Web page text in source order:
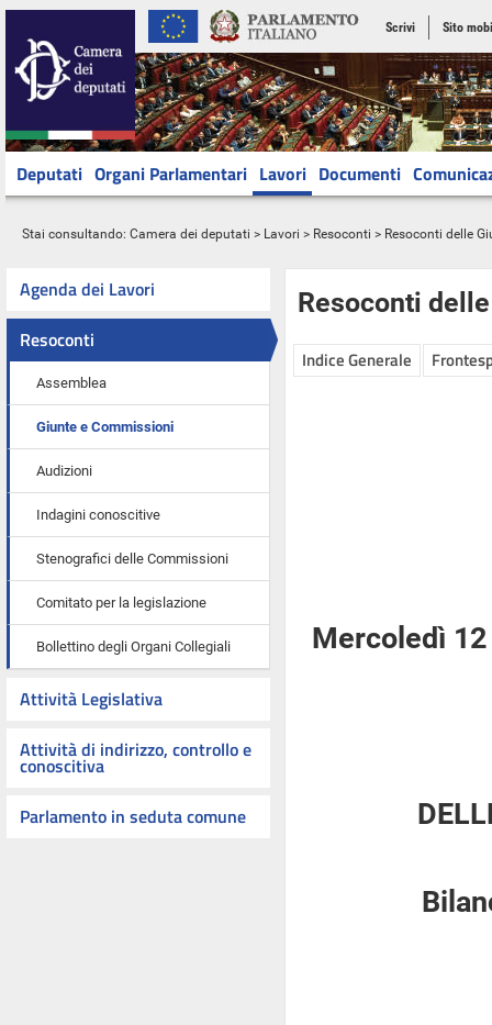
Scrivi Sito
Deputati Organi Parlamentari Lavori Documenti
Stai consultando: Camera dei deputati > Lavori > Resoconti > Resoconti delle
Agenda dei Lavori
Resoconti
Assemblea
Giunte e Commissioni
Audizioni
Indagini conoscitive
Stenografici delle Commissioni
Comitato per la legislazione
Bollettino degli Organi Collegiali
Attività Legislativa
Attività di indirizzo, controllo e
conoscitiva
Parlamento in seduta comune
Resoconti
Indice Generale
Mercoledì